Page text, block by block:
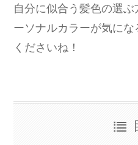
自分に似合う髪色の選
ーソナルカラーが気に
くださいね！